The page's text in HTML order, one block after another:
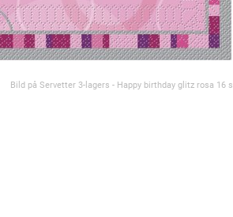
Bild på Servetter 3-lagers - Happy birthday glitz rosa 16